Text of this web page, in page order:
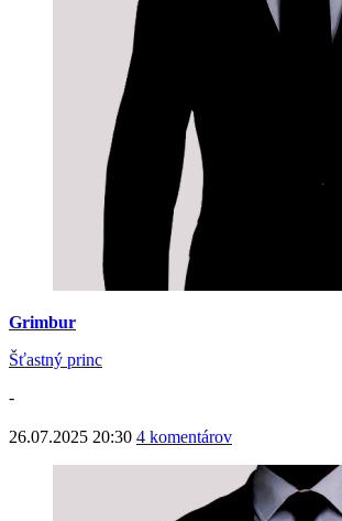
Grimbur
Šťastný princ
-
26.07.2025 20:30 4 komentárov